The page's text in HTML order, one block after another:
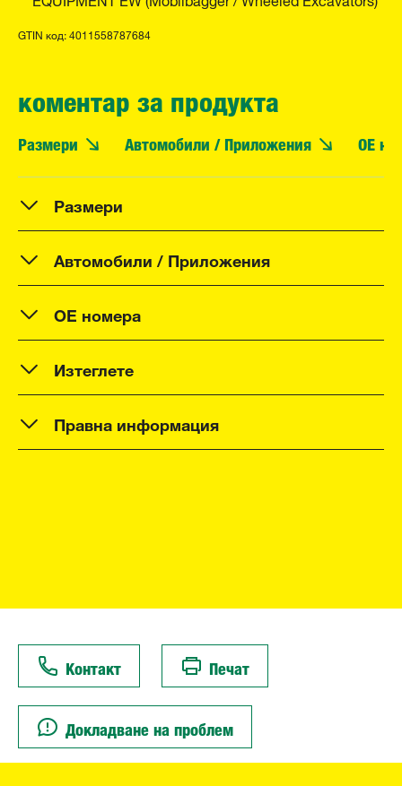
GTIN код: 4011558787684
коментар за продукта
Размери Автомобили / Приложения OE
Размери
Автомобили / Приложения
OE номера
Изтеглете
Правна информация
Контакт Печат
Докладване на проблем